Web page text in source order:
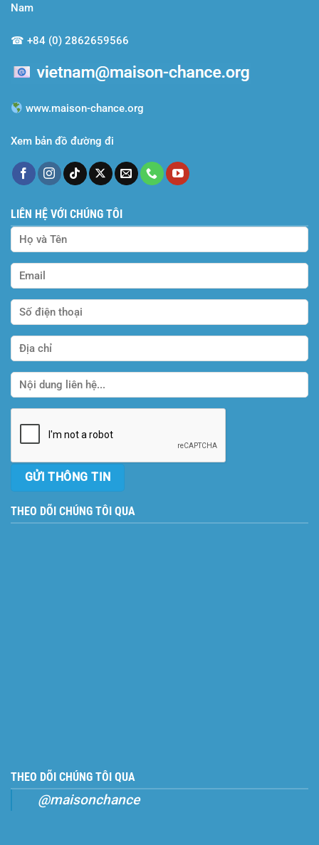
Nam
☎ +84 (0) 2862659566
www.maison-chance.org
Xem bản đồ đường đi
LIÊN HỆ VỚI CHÚNG TÔI
THEO DÕI CHÚNG TÔI QUA
THEO DÕI CHÚNG TÔI QUA
@maisonchance